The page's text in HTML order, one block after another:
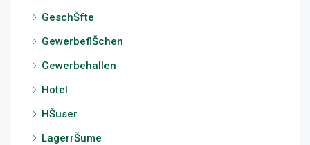
GeschŠfte
GewerbeflŠchen
Gewerbehallen
Hotel
HŠuser
LagerrŠume